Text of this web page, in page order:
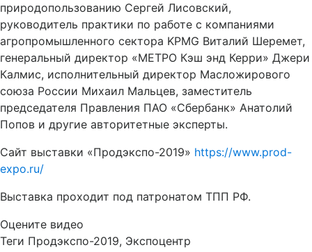
природопользованию Сергей Лисовский,
руководитель практики по работе с компаниями
агропромышленного сектора KPMG Виталий Шеремет,
генеральный директор «МЕТРО Кэш энд Керри» Джери
Калмис, исполнительный директор Масложирового
союза России Михаил Мальцев, заместитель
председателя Правления ПАО «Сбербанк» Анатолий
Попов и другие авторитетные эксперты.
Сайт выставки «Продэкспо-2019» https://www.prod-
expo.ru/
Выставка проходит под патронатом ТПП РФ.
Оцените видео
Теги Продэкспо-2019, Экспоцентр